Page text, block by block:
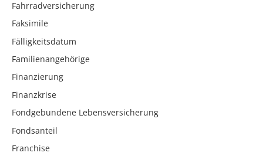
Fahrradversicherung
Faksimile
Fälligkeitsdatum
Familienangehörige
Finanzierung
Finanzkrise
Fondgebundene Lebensversicherung
Fondsanteil
Franchise